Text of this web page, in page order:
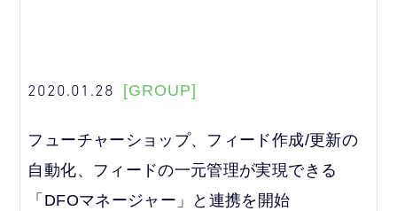
2020.01.28 [GROUP]
フューチャーショップ、フィード作成/更新の
自動化、フィードの一元管理が実現できる
「DFOマネージャー」と連携を開始